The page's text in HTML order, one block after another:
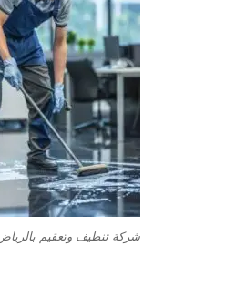
شركة تنظيف وتعقيم